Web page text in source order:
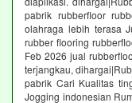
pabrik rubberfloor
olahraga lebih terasa
rubber flooring
Feb 2026 jual
terjangkau,
pabrik Cari Kualitas
Jogging indonesian